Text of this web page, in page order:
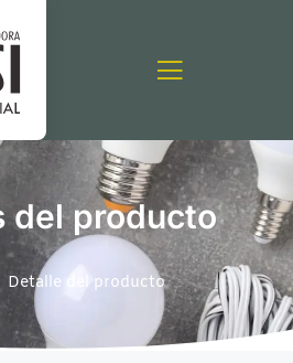
del producto
Detalle del producto